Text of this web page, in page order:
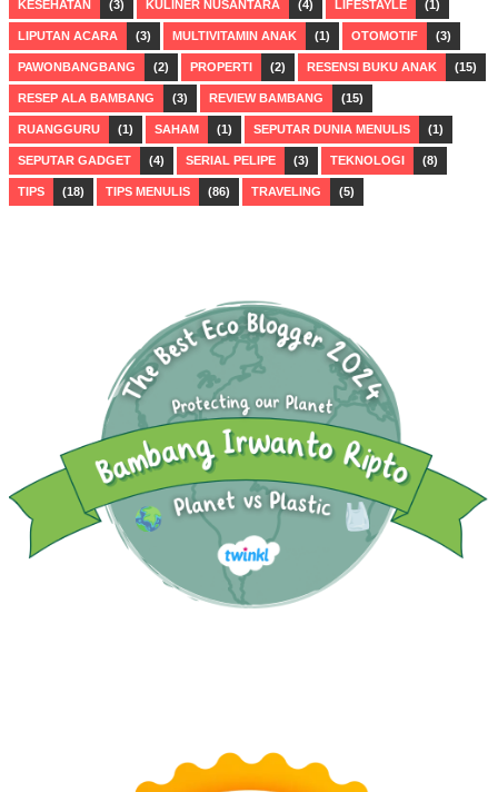
KESEHATAN (3) KULINER NUSANTARA (4) LIFESTAYLE (1)
LIPUTAN ACARA (3) MULTIVITAMIN ANAK (1) OTOMOTIF (3)
PAWONBANGBANG (2) PROPERTI (2) RESENSI BUKU ANAK (15)
RESEP ALA BAMBANG (3) REVIEW BAMBANG (15)
RUANGGURU (1) SAHAM (1) SEPUTAR DUNIA MENULIS (1)
SEPUTAR GADGET (4) SERIAL PELIPE (3) TEKNOLOGI (8)
TIPS (18) TIPS MENULIS (86) TRAVELING (5)